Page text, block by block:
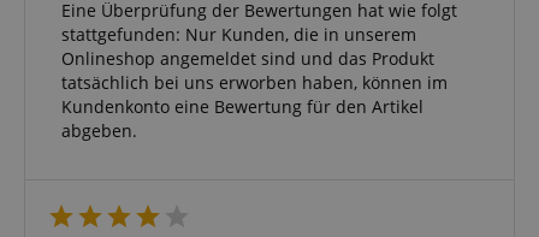
Eine Überprüfung der Bewertungen hat wie folgt
stattgefunden: Nur Kunden, die in unserem
Onlineshop angemeldet sind und das Produkt
tatsächlich bei uns erworben haben, können im
Kundenkonto eine Bewertung für den Artikel
abgeben.
etc.).
Google-
Datenschutzerklärung